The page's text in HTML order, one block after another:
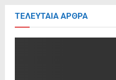
ΤΕΛΕΥΤΑΊΑ ΆΡΘΡΑ